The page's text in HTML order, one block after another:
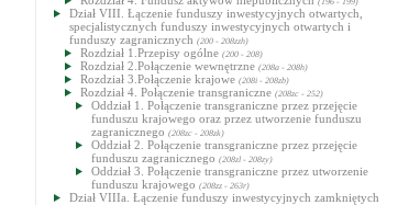
Dział VIII. Łączenie funduszy inwestycyjnych otwartych,
specjalistycznych funduszy inwestycyjnych otwartych i
funduszy zagranicznych (200 - 208zzh)
Rozdział 1.Przepisy ogólne (200 - 208)
Rozdział 2.Połączenie wewnętrzne (208a - 208h)
Rozdział 3.Połączenie krajowe (208i - 208zb)
Rozdział 4. Połączenie transgraniczne (208zc - 252)
Oddział 1. Połączenie transgraniczne przez przejęcie
funduszu krajowego oraz przez utworzenie funduszu
zagranicznego (208zc - 208zk)
Oddział 2. Połączenie transgraniczne przez przejęcie
funduszu zagranicznego (208zl - 208zy)
Oddział 3. Połączenie transgraniczne przez utworzenie
funduszu krajowego (208zz - 263r)
Dział VIIIa. Łączenie funduszy inwestycyjnych zamkniętych